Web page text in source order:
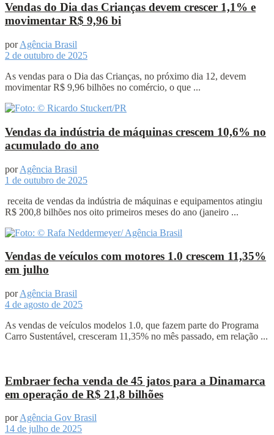
Vendas do Dia das Crianças devem crescer 1,1% e
movimentar R$ 9,96 bi
por Agência Brasil
2 de outubro de 2025
As vendas para o Dia das Crianças, no próximo dia 12, devem
movimentar R$ 9,96 bilhões no comércio, o que ...
Vendas da indústria de máquinas crescem 10,6% no
acumulado do ano
por Agência Brasil
1 de outubro de 2025
receita de vendas da indústria de máquinas e equipamentos atingiu
R$ 200,8 bilhões nos oito primeiros meses do ano (janeiro ...
Vendas de veículos com motores 1.0 crescem 11,35%
em julho
por Agência Brasil
4 de agosto de 2025
As vendas de veículos modelos 1.0, que fazem parte do Programa
Carro Sustentável, cresceram 11,35% no mês passado, em relação ...
Embraer fecha venda de 45 jatos para a Dinamarca
em operação de R$ 21,8 bilhões
por Agência Gov Brasil
14 de julho de 2025